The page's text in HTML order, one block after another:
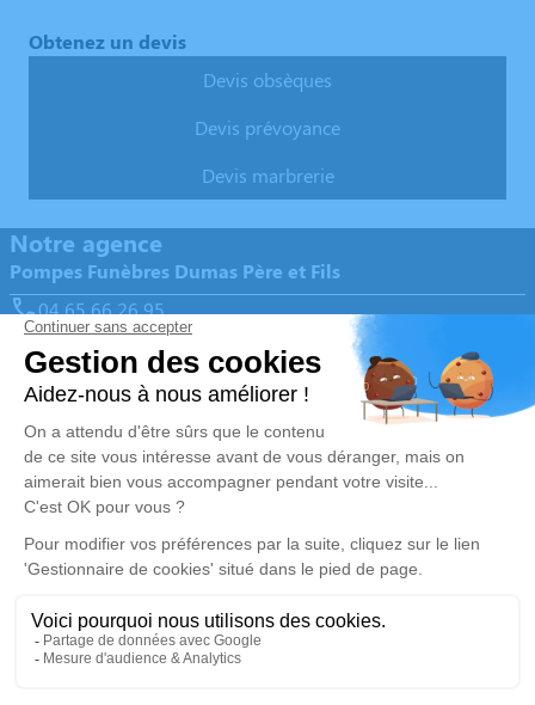
Obtenez un devis
Devis obsèques
Devis prévoyance
Devis marbrerie
Notre agence
Pompes Funèbres Dumas Père et Fils
04 65 66 26 95
pf.familiale.dumas@gmail.com
18 Rue Jules Ferry - 13120 - Gardanne
5/5 - 344 avis
Nos Services
Organiser des obsèques
Monuments funéraires
Services aux familles
Liens utiles
Avis de décès
Demande de rendez-vous en
Nos réseaux sociaux
Politique de traitement des données personnelles
Politique d’utilisation des cookies